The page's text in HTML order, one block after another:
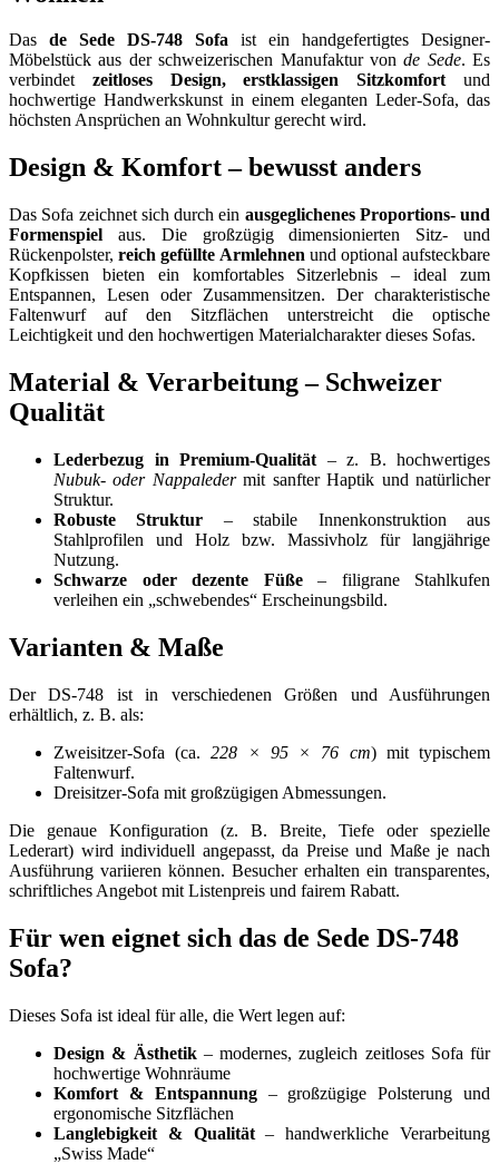
Das de Sede DS-748 Sofa ist ein handgefertigtes Designer-
Möbelstück aus der schweizerischen Manufaktur vonde Sede. Es
verbindet zeitloses Design, erstklassigen Sitzkomfortund
hochwertige Handwerkskunst in einem eleganten Leder-Sofa, das
höchsten Ansprüchen an Wohnkultur gerecht wird.
Design & Komfort – bewusst anders
Das Sofa zeichnet sich durch ein ausgeglichenes Proportions- und
Formenspiel aus. Die großzügig dimensionierten Sitz- und
Rückenpolster,reich gefüllte Armlehnen und optional aufsteckbare
Kopfkissen bieten ein komfortables Sitzerlebnis – ideal zum
Entspannen, Lesen oder Zusammensitzen. Der charakteristische
Faltenwurf auf den Sitzflächen unterstreicht die optische
Leichtigkeit und den hochwertigen Materialcharakter dieses Sofas.
Material & Verarbeitung – Schweizer
Qualität
Lederbezug in Premium-Qualität – z. B. hochwertiges
Nubuk- oder Nappaledermit sanfter Haptik und natürlicher
Struktur.
Robuste Struktur – stabile Innenkonstruktion aus
Stahlprofilen und Holz bzw. Massivholz für langjährige
Nutzung.
Schwarze oder dezente Füße– filigrane Stahlkufen
verleihen ein „schwebendes“ Erscheinungsbild.
Varianten & Maße
Der DS-748 ist in verschiedenen Größen und Ausführungen
erhältlich, z. B. als:
Zweisitzer-Sofa (ca.228 × 95 × 76 cm) mit typischem
Faltenwurf.
Dreisitzer-Sofa mit großzügigen Abmessungen.
Die genaue Konfiguration (z. B. Breite, Tiefe oder spezielle
Lederart) wird individuell angepasst, da Preise und Maße je nach
Ausführung variieren können. Besucher erhalten ein transparentes,
schriftliches Angebot mit Listenpreis und fairem Rabatt.
Für wen eignet sich das de Sede DS-748
Sofa?
Dieses Sofa ist ideal für alle, die Wert legen auf:
Design & Ästhetik– modernes, zugleich zeitloses Sofa für
hochwertige Wohnräume
Komfort & Entspannung– großzügige Polsterung und
ergonomische Sitzflächen
Langlebigkeit & Qualität– handwerkliche Verarbeitung
„Swiss Made“